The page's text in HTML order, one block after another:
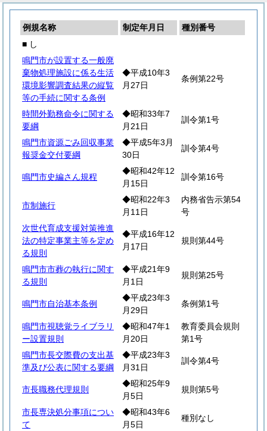
例規名称 制定年月日
種別番号
■ し
鳴門市が設置する一般廃
棄物処理施設に係る生活
環境影響調査結果の縦覧
等の手続に関する条例
◆平成10年3
月27日
条例第22号
時間外勤務命令に関する
要綱
◆昭和33年7
月21日
訓令第1号
鳴門市資源ごみ回収事業
報奨金交付要綱
◆平成5年3月
30日
訓令第4号
鳴門市史編さん規程
◆昭和42年12
月15日
訓令第16号
市制施行
◆昭和22年3
月11日
内務省告示第54
号
次世代育成支援対策推進
法の特定事業主等を定め
る規則
◆平成16年12
月17日
規則第44号
鳴門市市葬の執行に関す
る規則
◆平成21年9
月1日
規則第25号
鳴門市自治基本条例
◆平成23年3
月29日
条例第1号
鳴門市視聴覚ライブラリ
ー設置規則
◆昭和47年1
月20日
教育委員会規則
第1号
鳴門市長交際費の支出基
準及び公表に関する要綱
◆平成23年3
月31日
訓令第4号
市長職務代理規則
◆昭和25年9
月5日
規則第5号
市長専決処分事項につい
て
◆昭和43年6
月5日
種別なし